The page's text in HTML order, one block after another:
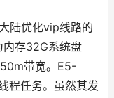
大陆优化vip线路的
内存32G系统盘
带宽。E5-
程任务。虽然其发